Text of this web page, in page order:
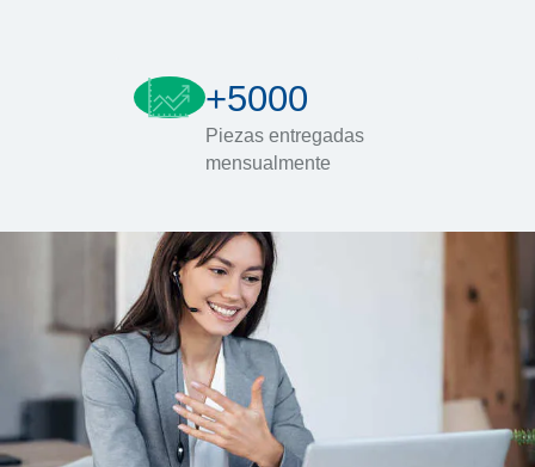
+5000
Piezas entregadas
mensualmente